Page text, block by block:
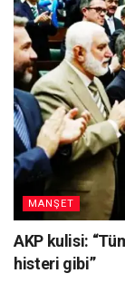
MANŞET
AKP kulisi:
histeri gibi”